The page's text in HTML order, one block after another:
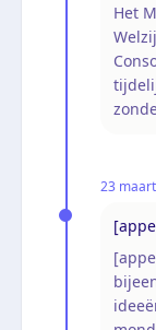
Het
23